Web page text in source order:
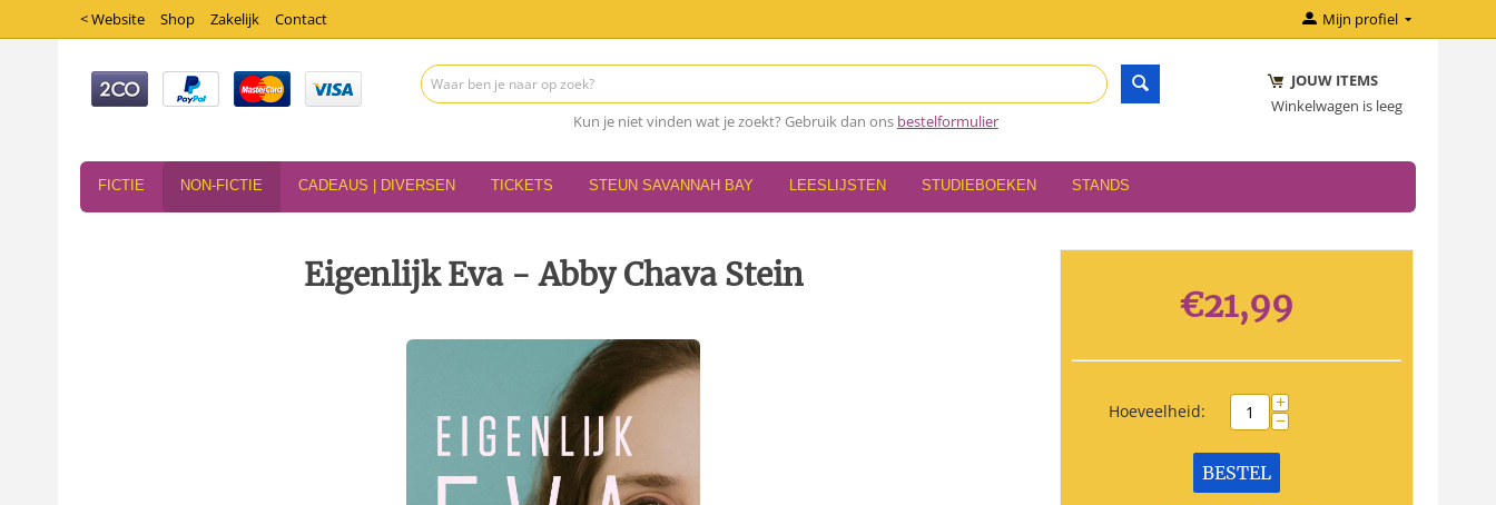
< Website Shop Zakelijk Contact Mijn profiel
Kun je niet vinden wat je zoekt? Gebruik dan ons bestelformulier
JOUW ITEMS
Winkelwagen is leeg
FICTIE NON-FICTIE CADEAUS | DIVERSEN TICKETS STEUN SAVANNAH BAY LEESLIJSTEN STUDIEBOEKEN STANDS
Eigenlijk Eva - Abby Chava Stein
€21,99
Hoeveelheid: +
−
BESTEL